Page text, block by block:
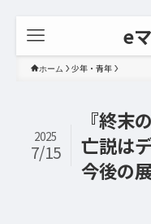
e
ホーム 少年・青年
『終末
亡説は
今後の
2025
7/15